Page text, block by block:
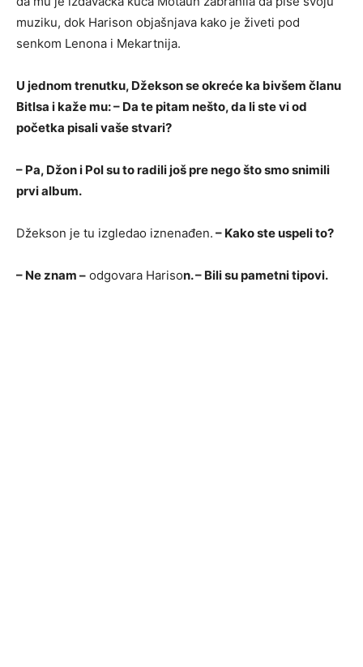
muziku, dok Harison objašnjava kako je živeti pod
senkom Lenona i Mekartnija.
U jednom trenutku, Džekson se okreće ka bivšem članu
Bitlsa i kaže mu: – Da te pitam nešto, da li ste vi od
početka pisali vaše stvari?
– Pa, Džon i Pol su to radili još pre nego što smo snimili
prvi album.
Džekson je tu izgledao iznenađen. – Kako ste uspeli to?
– Ne znam – odgovara Harison. – Bili su pametni tipovi.